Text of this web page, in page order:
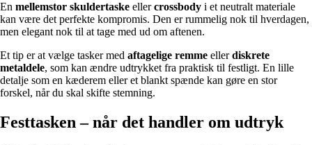
En mellemstor skuldertaske ellercrossbody i et neutralt materiale
kan være det perfekte kompromis. Den er rummelig nok til hverdagen,
men elegant nok til at tage med ud om aftenen.
Et tip er at vælge tasker med aftagelige remme ellerdiskrete
metaldele, som kan ændre udtrykket fra praktisk til festligt. En lille
detalje som en kæderem eller et blankt spænde kan gøre en stor
forskel, når du skal skifte stemning.
Festtasken – når det handler om udtryk